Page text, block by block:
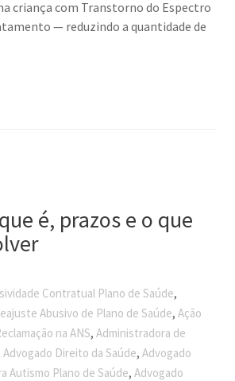
criança com Transtorno do Espectro
— reduzindo a quantidade de
é, prazos e o que
Contratual Plano de Saúde,
Abusivo de Plano de Saúde,Ação
na ANS,Administradora de
Advogado Direito da Saúde,Advogado
Autismo Plano de Saúde,Advogado